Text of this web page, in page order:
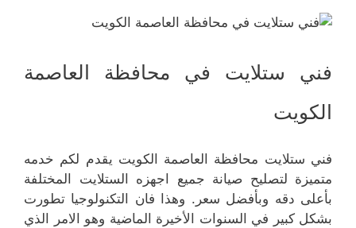
فني ستلايت في محافظة العاصمة
الكويت
فني ستلايت محافظة العاصمة الكويت يقدم لكم خدمه
متميزة لتصليح صيانة جميع اجهزه الستلايت المختلفة
بأعلى دقه وبأفضل سعر. وهذا فان التكنولوجيا تطورت
بشكل كبير في السنوات الأخيرة الماضية وهو الامر الذي